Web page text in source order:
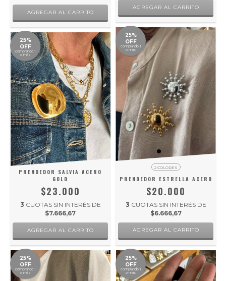
25%
OFF
comprando 1
o más
PRENDEDOR SALVIA ACERO
GOLD
$23.000
3 CUOTAS SIN INTERÉS DE
$7.666,67
25%
OFF
comprando 1
o más
2 COLORES
PRENDEDOR ESTRELLA ACERO
$20.000
3 CUOTAS SIN INTERÉS DE
$6.666,67
AGREGAR AL CARRITO
25%
OFF
comprando 1
o más
25%
OFF
comprando 1
o más